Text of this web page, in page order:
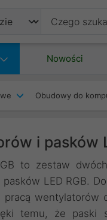
Nowości
Obudowy do
i pasków
to zestaw
LED RGB.
pracą
temu, że